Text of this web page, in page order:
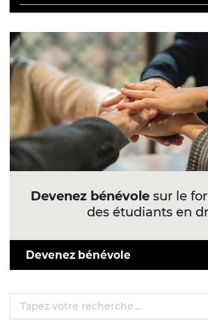
Devenez bénévolesur le
des étudiants en
Devenez bénévole